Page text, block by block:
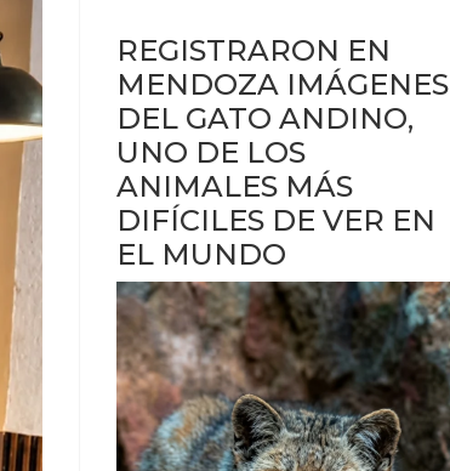
REGISTRARON EN
MENDOZA IMÁGENES
DEL GATO ANDINO,
UNO DE LOS
ANIMALES MÁS
DIFÍCILES DE VER EN
EL MUNDO